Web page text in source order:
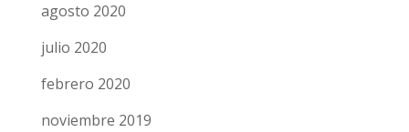
agosto 2020
julio 2020
febrero 2020
noviembre 2019